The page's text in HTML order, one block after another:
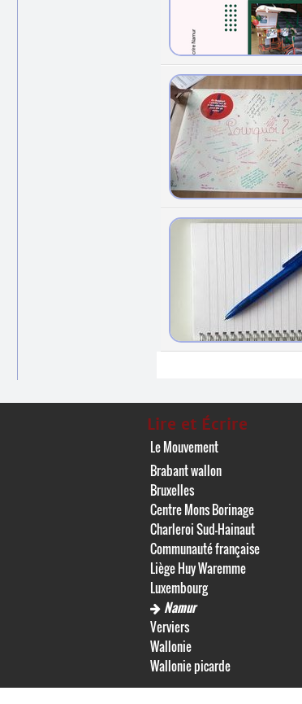
Lire et Écrire
Le Mouvement
Brabant wallon
Bruxelles
Centre Mons Borinage
Charleroi Sud-Hainaut
Communauté française
Liège Huy Waremme
Luxembourg
Namur
Verviers
Wallonie
Wallonie picarde